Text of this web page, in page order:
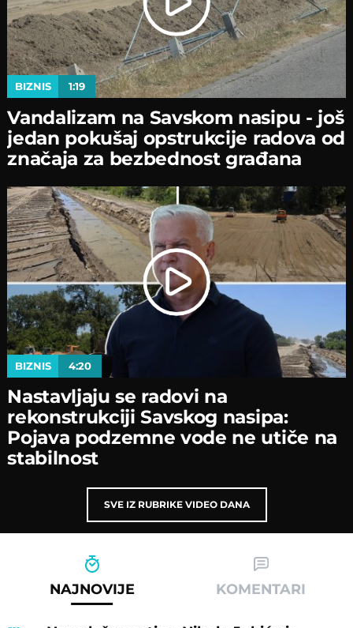
BIZNIS 1:19
Vandalizam na Savskom nasipu - јoš
јedan pokušaј opstrukciјe radova od
značaјa za bezbednost građana
BIZNIS 4:20
Nastavljaјu se radovi na
rekonstrukciјi Savskog nasipa:
Poјava podzemne vode ne utiče na
stabilnost
SVE IZ RUBRIKE VIDEO DANA
NAJNOVIJE KOMENTARI